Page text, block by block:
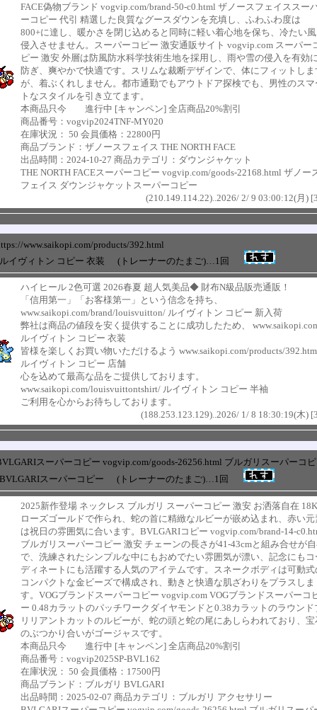
FACE偽物ブランド vogvip.com/brand-50-c0.html ザノースフェイススー
ーコピー 代引 精選した良質なグースダウンを充填し、ふわふわ度は
800+に達し、暖かさを閉じ込めると同時に軽い着心地を保ち、冷たい
侵入させません。スーパーコピー 激安通販サイト vogvip.com スーパー
ピー 激安 外層は防風防水科学技術生地を採用し、雨や雪の侵入を有効に
防ぎ、爽やかで快適です。スリムな裁断デザインで、体にフィットしま
が、着ぶくれしません。都市通勤でもアウトドア探検でも、男性のスマ
トなスタイルを引き立てます。
本商品只今 進行中 [キャンペン] 全店商品20%割引
商品番号：vogvip2024TNF-MY020
在庫状況： 50 会員価格：22800円
商品ブランド：ザノースフェイス THE NORTH FACE
出品時間：2024-10-27 商品カテゴリ：ダウンジャケット
THE NORTH FACEスーパーコピー vogvip.com/goods-22168.html ザノー
フェイス ダウンジャケットスーパーコピー
(210.149.114.22)..2026/ 2/ 9 03:00:12(月)
www.saikopi.com/products/392.html
イヴィトン コピー 衣装
(トレーナーのたまご)…1回
ハイヒール 2色可選 2026春夏 超人気美品◆ 財布N級品販売通販！
「信用第一」「お客様第一」という信念を持ち、
www.saikopi.com/brand/louisvuitton/ ルイヴィトン コピー 新入荷
弊社は商品の値段を安く提供することに成功したため、
ルイヴィトン コピー 衣装
皆様を楽しくお買い物いただけるよう www.saikopi.com/products/
ルイヴィトン コピー 店舗
心を込めて最高な品をご提供しております。
www.saikopi.com/louisvuittontshirt/ ルイヴィトン コピー 半袖
ご利用を心からお待ちしております。
(188.253.123.129)..2026/ 1/ 8 18:30:19(木)
スーパーコピー vogvip.com/goods-26256.html ブルガリスーパーコ
スーパーコピー
(トレーナーのたまご)…1回
2025新作登場 ネックレス ブルガリ スーパーコピー 激安 お洒落自在 18K
ローズゴールドで作られ、蛇の首に精緻なルビーが嵌め込まれ、赤い元
は祝日の雰囲気に合います。BVLGARIコピー vogvip.com/brand-14-
ブルガリスーパーコピー 激安 チェーンの長さが41-43cmと組み合せが
で、洗練されたシンプルな中にもおめでたい雰囲気が漂い、記念にもコ
ディネートにも活躍する人気のアイテムです。スネークボディは可動式
コンパクトな金ビーズで構成され、動きと快適な肌ざわりをプラスしま
す。VOGブランドスーパーコピー vogvip.com VOGブランドスーパーコ
ー 0.48カラットのパッチワークダイヤモンドと0.38カラットのラウンド
リリアントカットのルビーが、蛇の頭と蛇の尾にあしらわれており、宝
のぶつかり合いがゴージャスです。
本商品只今 進行中 [キャンペン] 全店商品20%割引
商品番号：vogvip2025SP-BVL162
在庫状況： 50 会員価格：17500円
商品ブランド：ブルガリ BVLGARI
出品時間：2025-02-07 商品カテゴリ：ブルガリ アクセサリー